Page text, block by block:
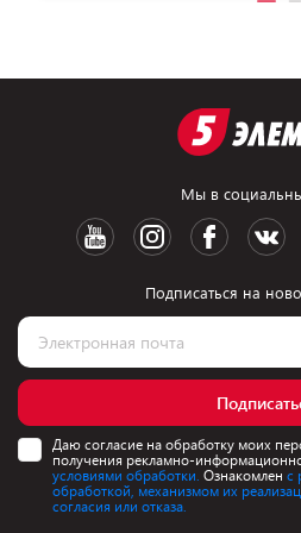
Мы в
Подписаться на
Даю согласие на обработку моих
получения рекламно-
условиями обработки. Ознакомлен с
обработкой, механизмом их
согласия или отказа.